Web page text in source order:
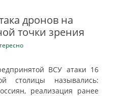
дронов на
точки зрения
ВСУ атаки 16
столицы назывались:
реализация ранее